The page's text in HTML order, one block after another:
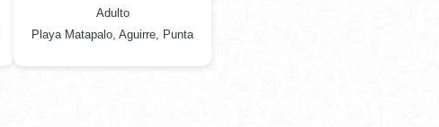
Adulto
Playa Matapalo, Aguirre, Punta